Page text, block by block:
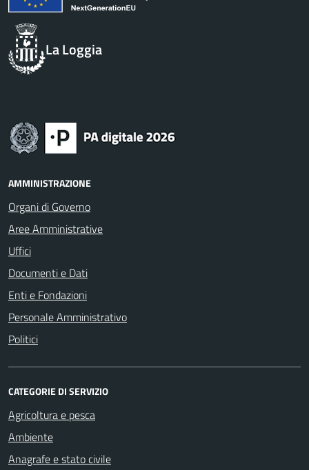
La Loggia
AMMINISTRAZIONE
Organi di Governo
Aree Amministrative
Uffici
Documenti e Dati
Enti e Fondazioni
Personale Amministrativo
Politici
CATEGORIE DI SERVIZIO
Agricoltura e pesca
Ambiente
Anagrafe e stato civile